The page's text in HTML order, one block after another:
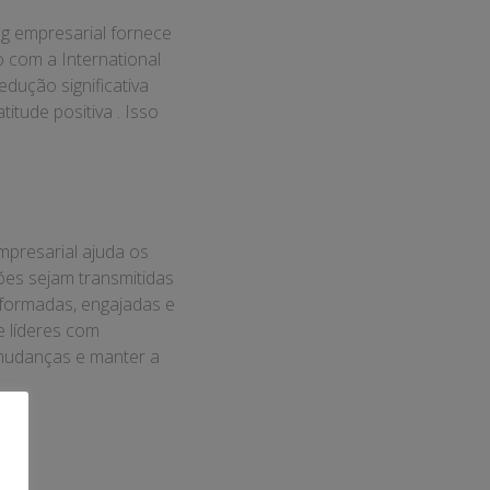
empresarial fornece
com a International
significativa
positiva . Isso
ajuda os
sejam transmitidas
engajadas e
líderes com
e manter a